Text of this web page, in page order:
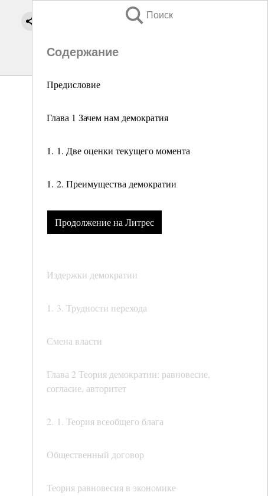
Поиск
Содержание
Предисловие
Глава 1 Зачем нам демократия
1. 1. Две оценки текущего момента
1. 2. Преимущества демократии
Продолжение на Литрес
Издержки демократии
1. 3. Трудности перехода
Смена власти
Глава 2 Теория демократии: равновесие,
согласие, авторитет
2. 1. Теория всеобщего блага
Общественный договор
Теория равновесия в экономике